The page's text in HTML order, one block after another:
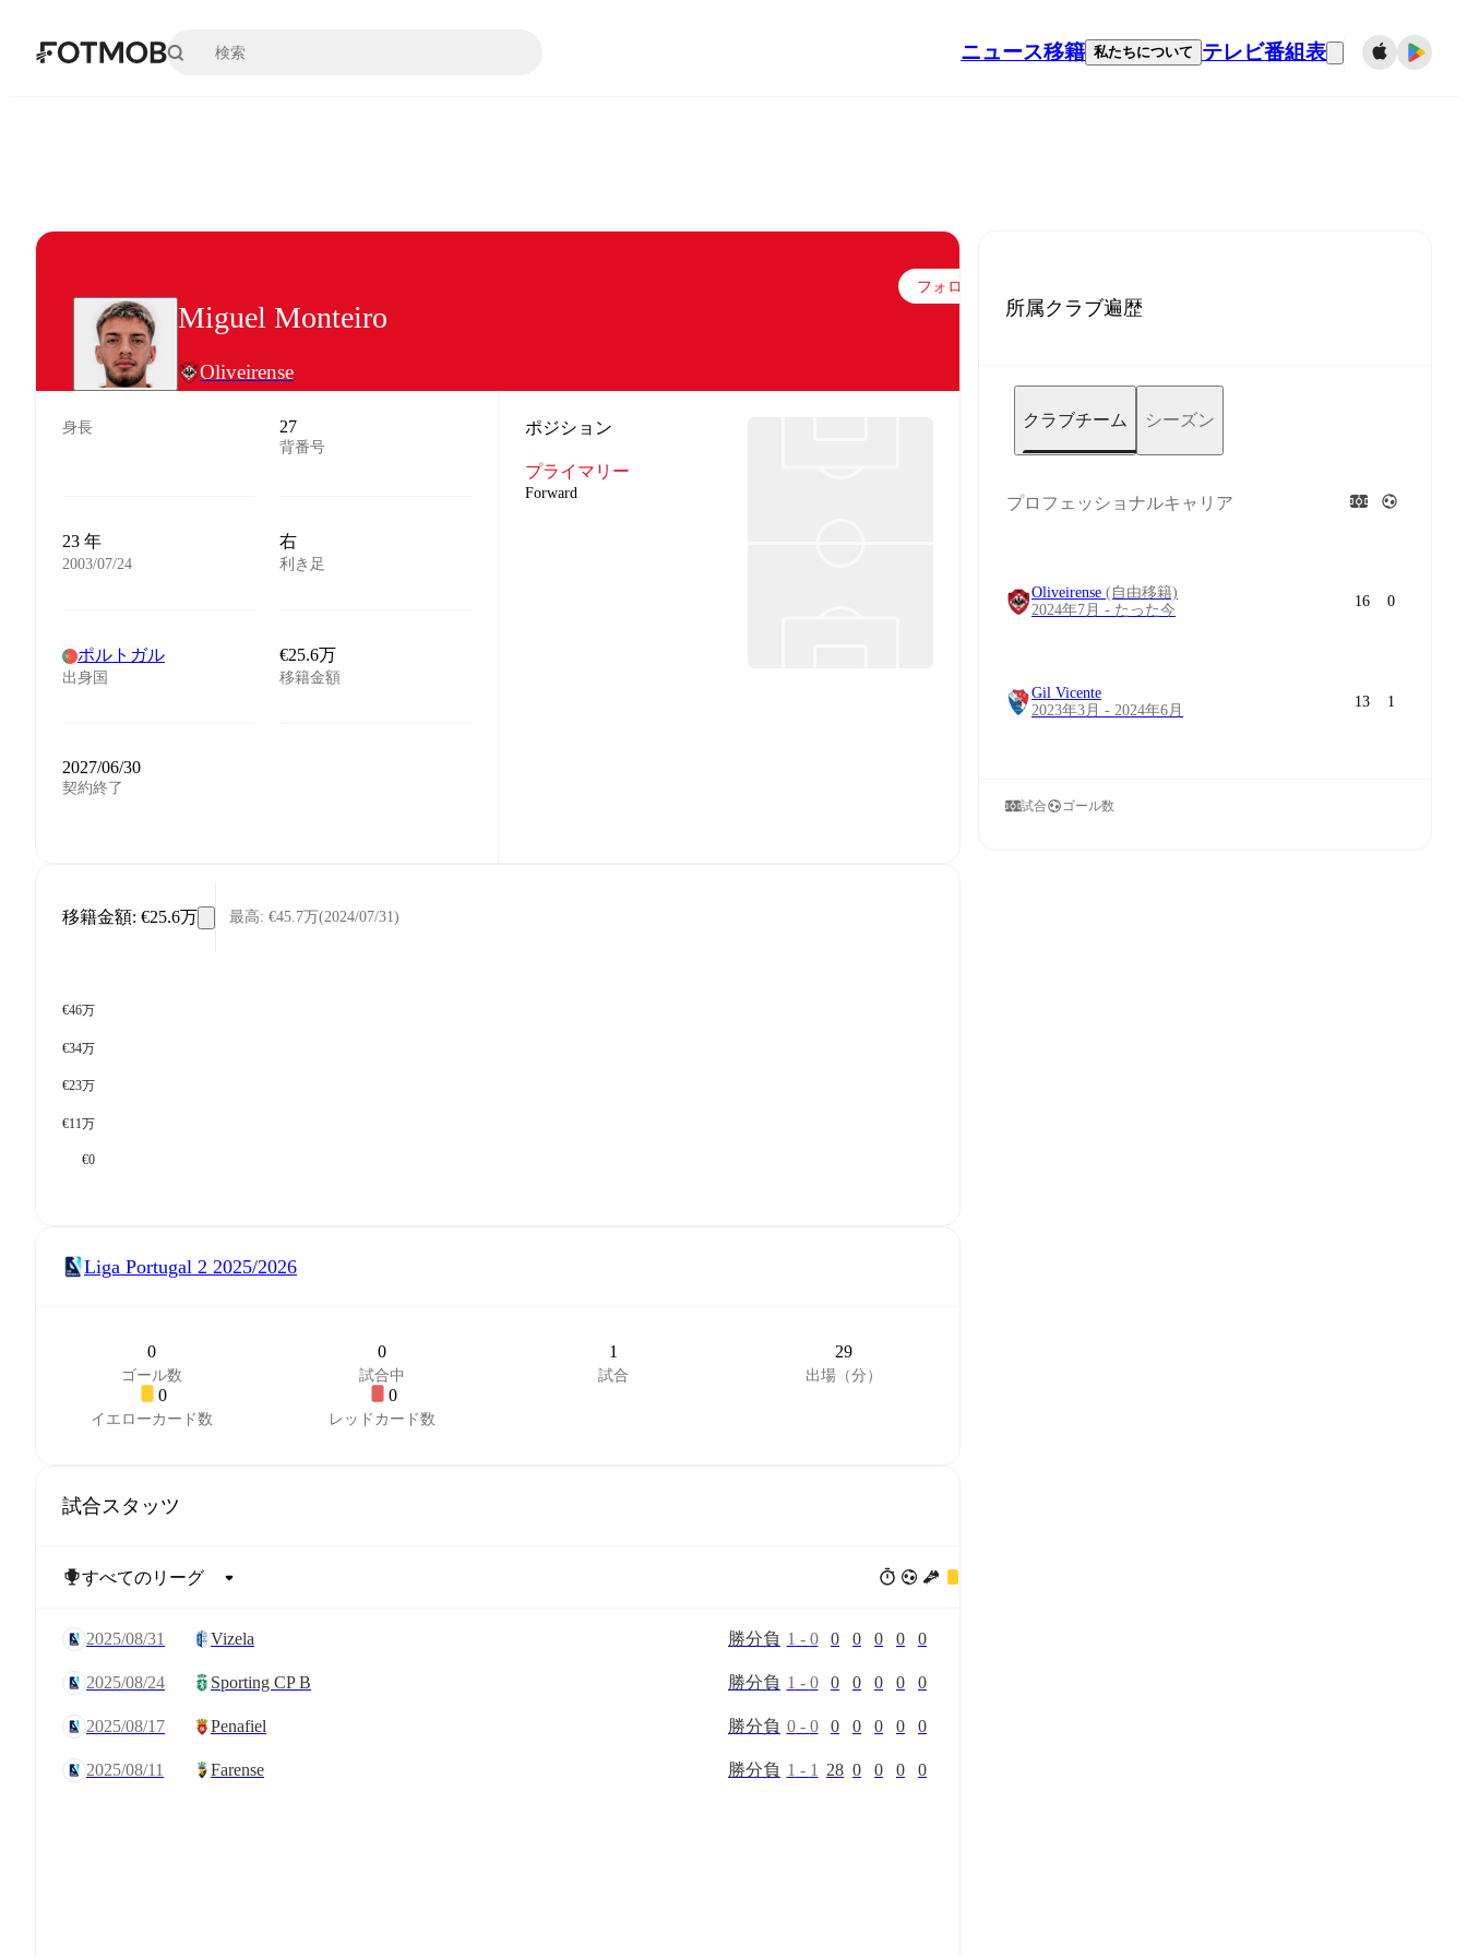
メインコンテンツへスキップ
ニュース移籍 私たちについて テレビ番組表
Miguel Monteiro
Oliveirense
フォロー
身長 27
背番号
23 年
2003/07/24
右
利き足
ポルトガル
出身国
€25.6万
移籍金額
2027/06/30
契約終了
ポジション
プライマリー
Forward
移籍金額: €25.6万 最高: €45.7万(2024/07/31)
€46万
€34万
€23万
€11万
€0
Liga Portugal 2 2025/2026
0
ゴール数
0
試合中
1
試合
29
出場（分）
0
イエローカード数
0
レッドカード数
試合スタッツ
2025/08/31 Vizela 勝分負 1 - 0 0 0 0 0 0
2025/08/24 Sporting CP B 勝分負 1 - 0 0 0 0 0 0
2025/08/17 Penafiel 勝分負 0- 0 0 0 0 0 0
2025/08/11 Farense 勝分負 1 - 1 28 0 0 0 0
所属クラブ遍歴
クラブチーム シーズン
プロフェッショナルキャリア
Oliveirense (自由移籍)
2024年7月 - たった今
16 0
Gil Vicente
2023年3月 - 2024年6月
13 1
試合 ゴール数